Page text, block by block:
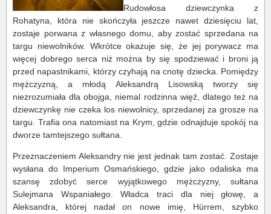
Rudowłosa dziewczynka z
Rohatyna, która nie skończyła jeszcze nawet dziesięciu lat,
zostaje porwana z własnego domu, aby zostać sprzedana na
targu niewolników. Wkrótce okazuje się, że jej porywacz ma
więcej dobrego serca niż można by się spodziewać i broni ją
przed napastnikami, którzy czyhają na cnotę dziecka. Pomiędzy
mężczyzną, a młodą Aleksandrą Lisowską tworzy się
niezrozumiała dla obojga, niemal rodzinna więź, dlatego też na
dziewczynkę nie czeka los niewolnicy, sprzedanej za grosze na
targu. Trafia ona natomiast na Krym, gdzie odnajduje spokój na
dworze tamtejszego sułtana.
Przeznaczeniem Aleksandry nie jest jednak tam zostać. Zostaje
wysłana do Imperium Osmańskiego, gdzie jako odaliska ma
szansę zdobyć serce wyjątkowego mężczyzny, sułtana
Sulejmana Wspaniałego. Władca traci dla niej głowę, a
Aleksandra, której nadał on nowe imię, Hürrem, szybko